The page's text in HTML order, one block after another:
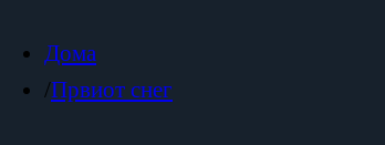
Дома
Првиот снег